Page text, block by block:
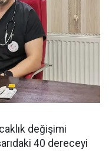
değişimi
40 dereceyi